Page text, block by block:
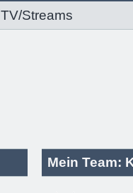
TV/Streams
Mein Team: